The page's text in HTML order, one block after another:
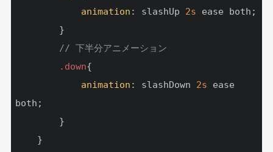
animation : slashUp 2s ease both;
// 下半分アニメーション
.down{
animation : slashDown 2s ease
both;